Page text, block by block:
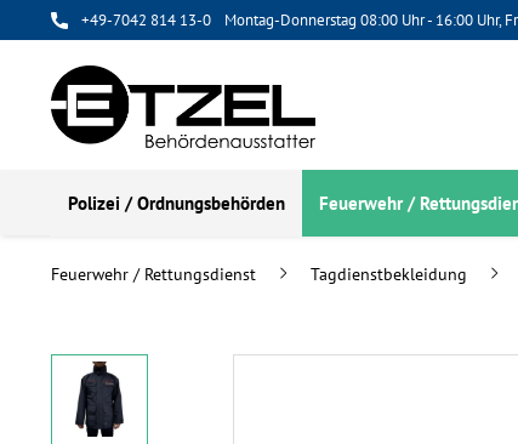
+49-7042 814 13-0 Montag-Donnerstag 08:00 Uhr - 16:00 Uhr,
Polizei / Ordnungsbehörden Feuerwehr /
Feuerwehr / Rettungsdienst Tagdienstbekleidung